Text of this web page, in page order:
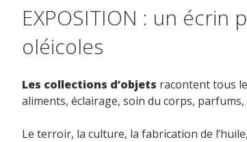
EXPOSITION : un
oléicoles
Les collections d’objets racontent tous
aliments, éclairage, soin du corps,
Le terroir, la culture, la fabrication de